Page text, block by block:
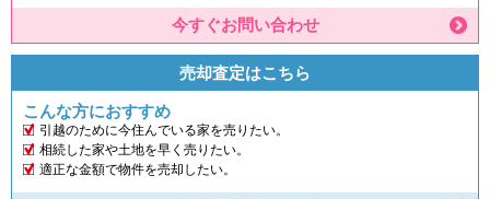
今すぐお問い合わせ
売却査定はこちら
こんな方におすすめ
引越のために今住んでいる家を売りたい。
相続した家や土地を早く売りたい。
適正な金額で物件を売却したい。